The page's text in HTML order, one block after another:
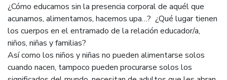
¿Cómo educamos sin la presencia corporal de aquél que
acunamos, alimentamos, hacemos upa…? ¿Qué lugar tienen
los cuerpos en el entramado de la relación educador/a,
niños, niñas y familias?
Así como los niños y niñas no pueden alimentarse solos
cuando nacen, tampoco pueden procurarse solos los